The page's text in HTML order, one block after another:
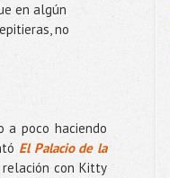
en algún
no
a poco haciendo
El Palacio de la
con Kitty